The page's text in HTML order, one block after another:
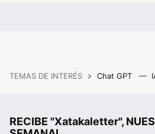
TEMAS DE INTERÉS Chat GPT
RECIBE "Xatakaletter",